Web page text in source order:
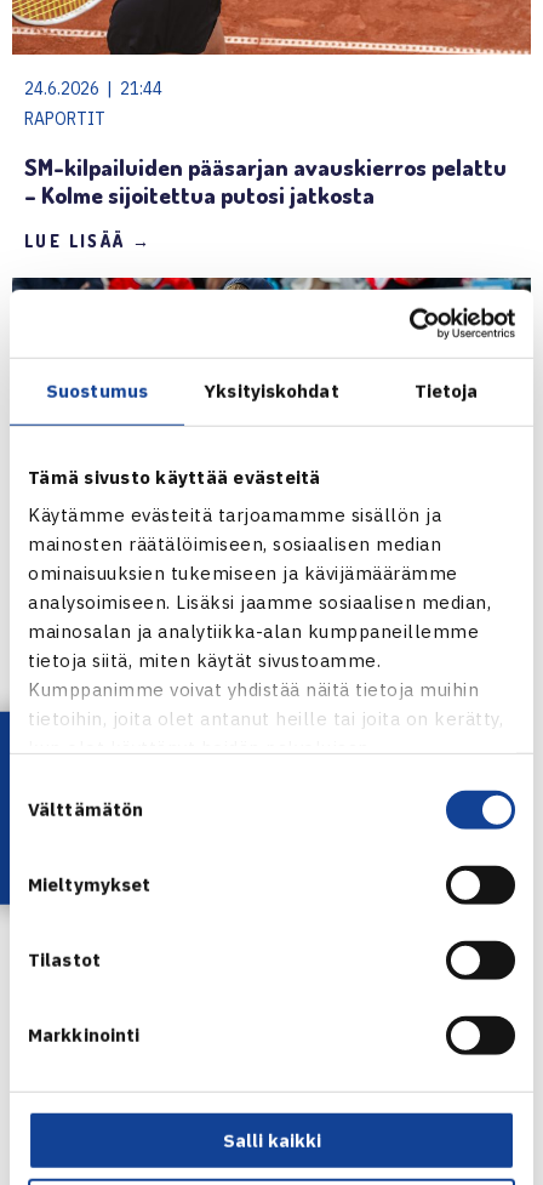
Suostumus Yksityiskohdat Tietoja
Tämä sivusto käyttää evästeitä
Käytämme evästeitä tarjoamamme sisällön ja
mainosten räätälöimiseen, sosiaalisen median
ominaisuuksien tukemiseen ja kävijämäärämme
analysoimiseen. Lisäksi jaamme sosiaalisen median,
mainosalan ja analytiikka-alan kumppaneillemme
tietoja siitä, miten käytät sivustoamme.
Kumppanimme voivat yhdistää näitä tietoja muihin
tietoihin, joita olet antanut heille tai joita on kerätty,
valinta
Välttämätön
Mieltymykset
Tilastot
Markkinointi
Salli kaikki
24.6.2026 | 21:44
RAPORTIT
SM-kilpailuiden pääsarjan avauskierros pelattu
– Kolme sijoitettua putosi jatkosta
LUE LISÄÄ →
24.6.2026 | 19:46
RAPORTIT
Virtanen eteni karsintafinaaliin Wimbledonissa
– ”Tämä oli hyvä suoritus tänään.”
LUE LISÄÄ →
Lataa OmaTennis!